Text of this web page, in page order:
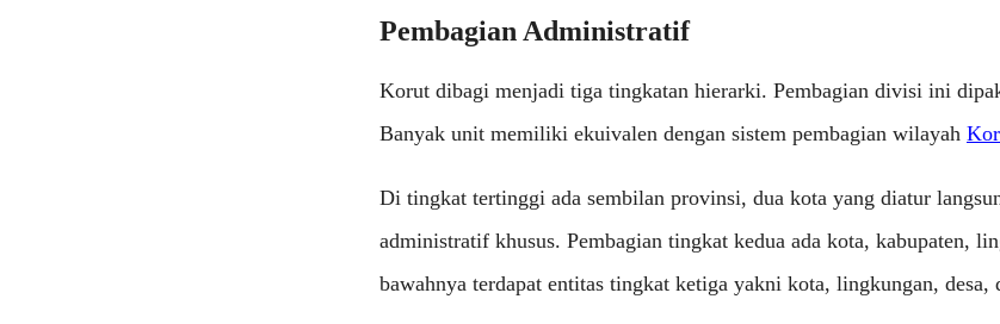
Pembagian Administratif
Korut dibagi menjadi tiga tingkatan hierarki. Pembagian divisi ini
Banyak unit memiliki ekuivalen dengan sistem pembagian wilayah
Di tingkat tertinggi ada sembilan provinsi, dua kota yang diatur
administratif khusus. Pembagian tingkat kedua ada kota, kabupaten,
bawahnya terdapat entitas tingkat ketiga yakni kota, lingkungan, desa,